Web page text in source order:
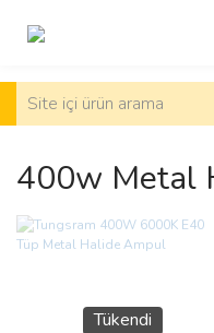
400w Metal
Tükendi